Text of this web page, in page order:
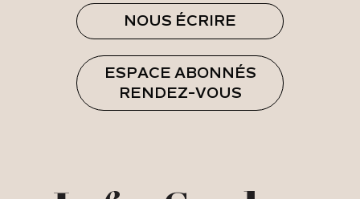
NOUS ÉCRIRE
ESPACE ABONNÉS
RENDEZ-VOUS